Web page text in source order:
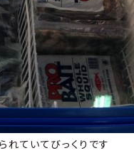
ていてびっくりです